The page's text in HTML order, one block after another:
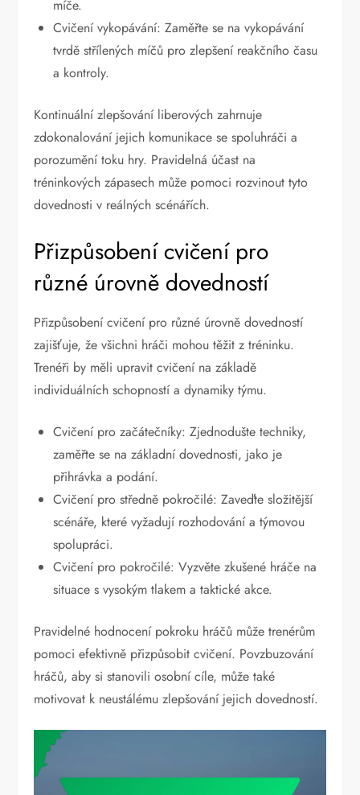
míče.
Cvičení vykopávání: Zaměřte se na vykopávání
tvrdě střílených míčů pro zlepšení reakčního času
a kontroly.
Kontinuální zlepšování liberových zahrnuje
zdokonalování jejich komunikace se spoluhráči a
porozumění toku hry. Pravidelná účast na
tréninkových zápasech může pomoci rozvinout tyto
dovednosti v reálných scénářích.
Přizpůsobení cvičení pro
různé úrovně dovedností
Přizpůsobení cvičení pro různé úrovně dovedností
zajišťuje, že všichni hráči mohou těžit z tréninku.
Trenéři by měli upravit cvičení na základě
individuálních schopností a dynamiky týmu.
Cvičení pro začátečníky: Zjednodušte techniky,
zaměřte se na základní dovednosti, jako je
přihrávka a podání.
Cvičení pro středně pokročilé: Zaveďte složitější
scénáře, které vyžadují rozhodování a týmovou
spolupráci.
Cvičení pro pokročilé: Vyzvěte zkušené hráče na
situace s vysokým tlakem a taktické akce.
Pravidelné hodnocení pokroku hráčů může trenérům
pomoci efektivně přizpůsobit cvičení. Povzbuzování
hráčů, aby si stanovili osobní cíle, může také
motivovat k neustálému zlepšování jejich dovedností.